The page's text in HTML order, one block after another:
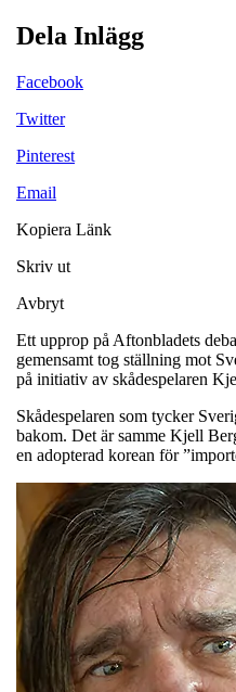
Dela Inlägg
Facebook
Twitter
Pinterest
Email
Kopiera Länk
Skriv ut
Avbryt
Ett upprop på Aftonbladets
gemensamt tog ställning mot
på initiativ av skådespelaren
Skådespelaren som tycker
bakom. Det är samme Kjell
en adopterad korean för